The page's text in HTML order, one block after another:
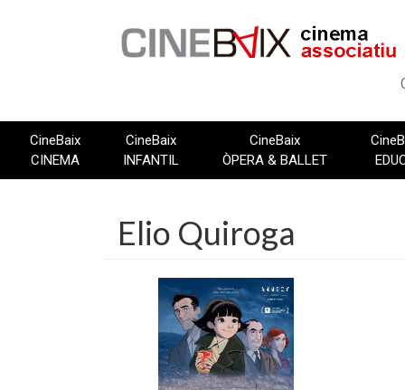
CineBaix
CINEMA
CineBaix
INFANTIL
CineBaix
ÒPERA & BALLET
Elio Quiroga